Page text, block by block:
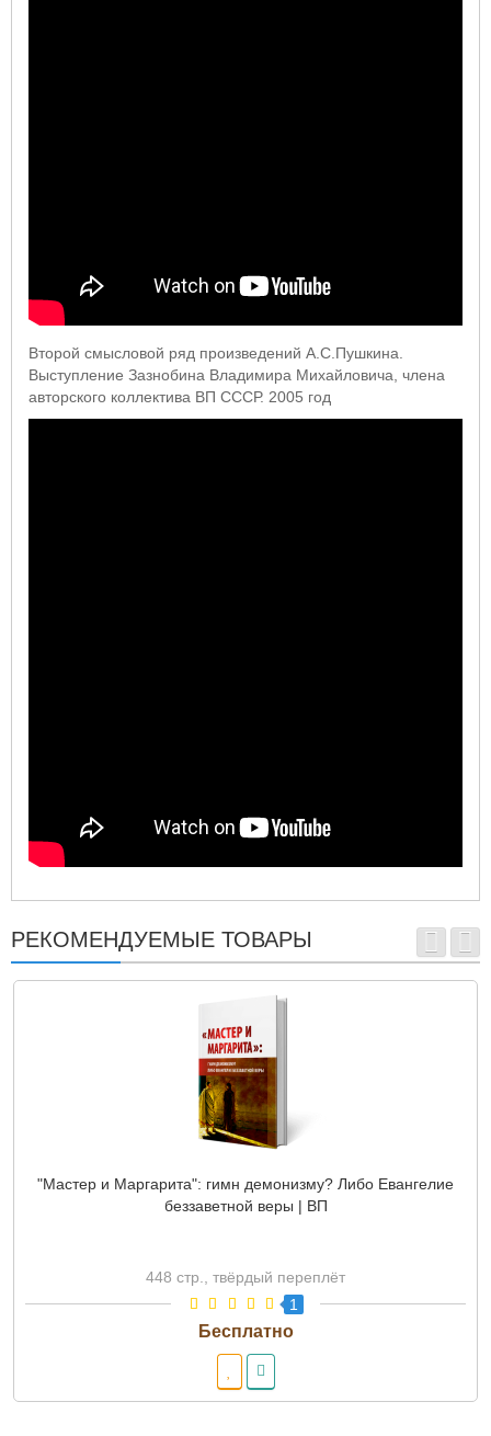
Второй смысловой ряд произведений А.С.Пушкина.
Выступление Зазнобина Владимира Михайловича, члена
авторского коллектива ВП СССР. 2005 год
РЕКОМЕНДУЕМЫЕ ТОВАРЫ
"Мастер и Маргарита": гимн демонизму? Либо Евангелие
беззаветной веры | ВП
448 стр., твёрдый переплёт
1